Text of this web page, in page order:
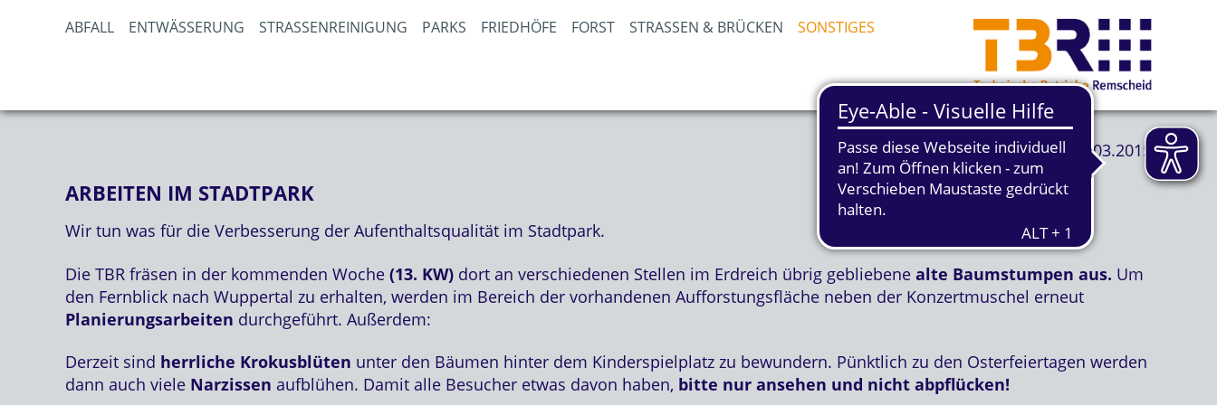
ABFALL ENTWÄSSERUNG STRASSENREINIGUNG PARKS FRIEDHÖFE FORST STRASSEN & BRÜCKEN SONSTIGES
20.03.2015
ARBEITEN IM STADTPARK
Wir tun was für die Verbesserung der Aufenthaltsqualität im Stadtpark.
Die TBR fräsen in der kommenden Woche (13. KW) dort an verschiedenen Stellen im Erdreich übrig gebliebene alte Baumstumpen aus. Um
den Fernblick nach Wuppertal zu erhalten, werden im Bereich der vorhandenen Aufforstungsfläche neben der Konzertmuschel erneut
Planierungsarbeiten durchgeführt. Außerdem:
Derzeit sind herrliche Krokusblüten unter den Bäumen hinter dem Kinderspielplatz zu bewundern. Pünktlich zu den Osterfeiertagen werden
dann auch viele Narzissen aufblühen. Damit alle Besucher etwas davon haben, bitte nur ansehen und nicht abpflücken!